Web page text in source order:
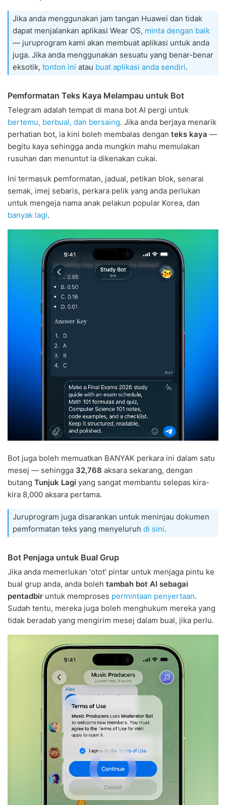
Jika anda menggunakan jam tangan Huawei dan tidak
dapat menjalankan aplikasi Wear OS, minta dengan baik
— juruprogram kami akan membuat aplikasi untuk anda
juga. Jika anda menggunakan sesuatu yang benar-benar
eksotik, tonton ini atau buat aplikasi anda sendiri.
Pemformatan Teks Kaya Melampau untuk Bot
Telegram adalah tempat di mana bot AI pergi untuk
bertemu, berbual, dan bersaing. Jika anda berjaya menarik
perhatian bot, ia kini boleh membalas dengan teks kaya —
begitu kaya sehingga anda mungkin mahu memulakan
rusuhan dan menuntut ia dikenakan cukai.
Ini termasuk pemformatan, jadual, petikan blok, senarai
semak, imej sebaris, perkara pelik yang anda perlukan
untuk mengeja nama anak pelakun popular Korea, dan
banyak lagi.
Bot juga boleh memuatkan BANYAK perkara ini dalam satu
mesej — sehingga 32,768 aksara sekarang, dengan
butang Tunjuk Lagi yang sangat membantu selepas kira-
kira 8,000 aksara pertama.
Juruprogram juga disarankan untuk meninjau dokumen
pemformatan teks yang menyeluruh di sini.
Bot Penjaga untuk Bual Grup
Jika anda memerlukan 'otot' pintar untuk menjaga pintu ke
bual grup anda, anda boleh tambah bot AI sebagai
pentadbir untuk memproses permintaan penyertaan.
Sudah tentu, mereka juga boleh menghukum mereka yang
tidak beradab yang mengirim mesej dalam bual, jika perlu.